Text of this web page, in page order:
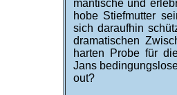
man­tische und
hobe Stief­mutter
sich da­rauf­hin
dra­ma­tischen
harten Probe für
Jans
out?